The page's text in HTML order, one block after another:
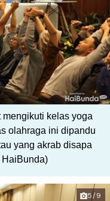
kelas yoga
olahraga ini dipandu
yang akrab disapa
HaiBunda)
5/9